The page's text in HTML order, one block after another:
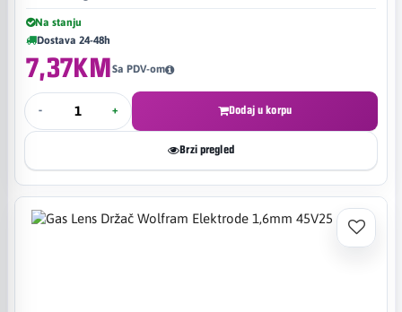
Na stanju
Dostava 24-48h
7,37KMSa PDV-om
- + Dodaj u korpu
Brzi pregled